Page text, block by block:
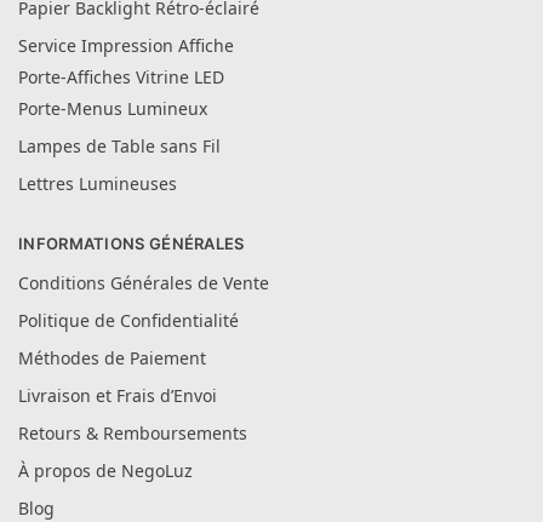
Papier Backlight Rétro-éclairé
Service Impression Affiche
Porte-Affiches Vitrine LED
Porte-Menus Lumineux
Lampes de Table sans Fil
Lettres Lumineuses
INFORMATIONS GÉNÉRALES
Conditions Générales de Vente
Politique de Confidentialité
Méthodes de Paiement
Livraison et Frais d’Envoi
Retours & Remboursements
À propos de NegoLuz
Blog